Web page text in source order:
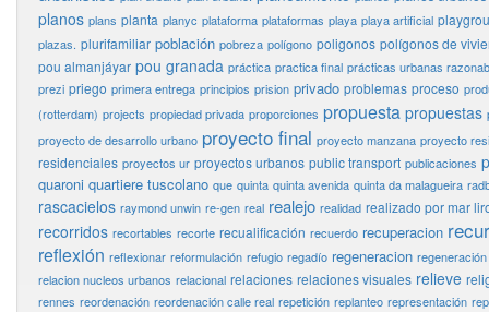
planos plans planta planyc plataforma plataformas playa playa artificial
plazas. plurifamiliar población pobreza polígono poligonos polígonos de
pou almanjáyar pou granada práctica practica final prácticas urbanas
prezi priego primera entrega principios prision privado problemas proceso
(rotterdam) projects propiedad privada proporciones propuesta propuestas
proyecto de desarrollo urbano proyecto final proyecto manzana proyecto
residenciales proyectos ur proyectos urbanos public transport publicaciones
quaroni quartiere tuscolano que quinta quinta avenida quinta da malagueira
rascacielos raymond unwin re-gen real realejo realidad realizado por mar
recorridos recortables recorte recualificación recuerdo recuperacion
reflexión reflexionar reformulación refugio regadío regeneracion
relacion nucleos urbanos relacional relaciones relaciones visuales relieve
rennes reordenación reordenación calle real repetición replanteo representación